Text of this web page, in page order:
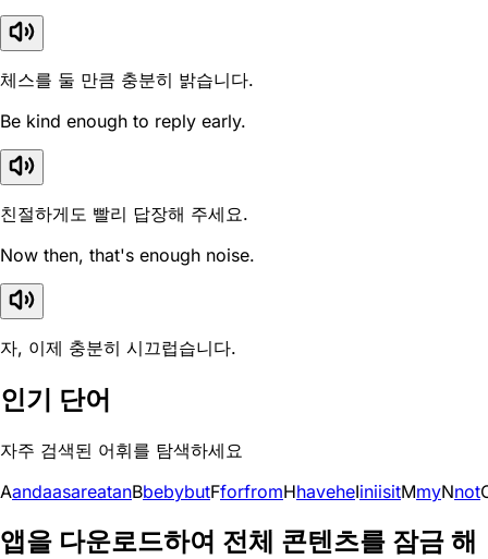
체스를 둘 만큼 충분히 밝습니다.
Be kind enough to reply early.
친절하게도 빨리 답장해 주세요.
Now then, that's enough noise.
자, 이제 충분히 시끄럽습니다.
인기 단어
자주 검색된 어휘를 탐색하세요
AandaasareatanBbebybutFforfromHhaveheIiniisitMmyNnot
앱을 다운로드하여 전체 콘텐츠를 잠금 해